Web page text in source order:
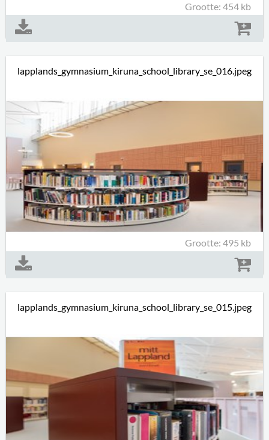
Grootte: 454 kb
lapplands_gymnasium_kiruna_school_library_se_016.jpeg
Grootte: 495 kb
lapplands_gymnasium_kiruna_school_library_se_015.jpeg